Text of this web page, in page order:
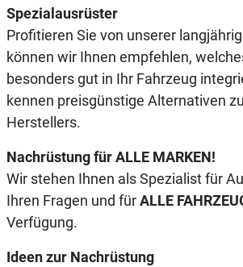
Spezialausrüster
Profitieren Sie von unserer
können wir Ihnen empfehlen,
besonders gut in Ihr Fahrzeug
kennen preisgünstige Alternativen
Herstellers.
Nachrüstung für ALLE MARKEN!
Wir stehen Ihnen als Spezialist für
Ihren Fragen und fürALLE
Verfügung.
Ideen zur Nachrüstung